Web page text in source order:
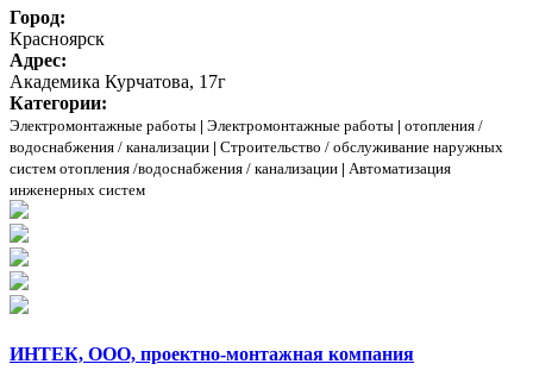
Город:
Красноярск
Адрес:
Академика Курчатова, 17г
Категории:
Электромонтажные работы | Электромонтажные работы | отопления /
водоснабжения / канализации | Строительство / обслуживание наружных
систем отопления /водоснабжения / канализации | Автоматизация
инженерных систем
ИНТЕК, ООО, проектно-монтажная компания